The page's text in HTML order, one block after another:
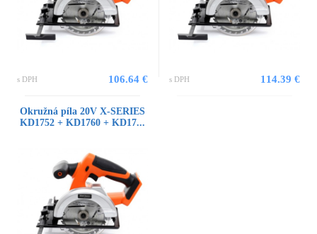
s DPH 106.64 € s DPH 114.39 €
Okružná píla 20V X-SERIES
KD1752 + KD1760 + KD17...